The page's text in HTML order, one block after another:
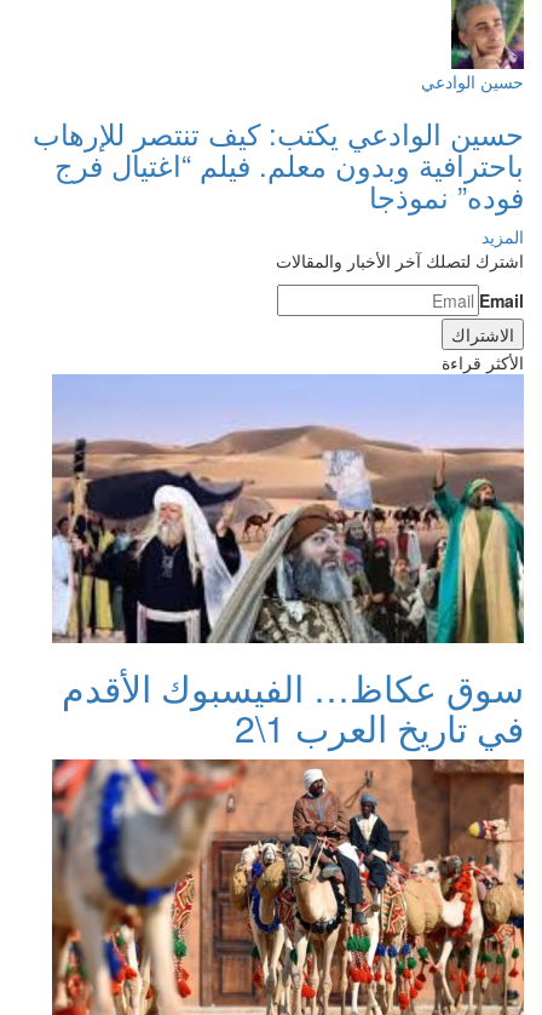
حسين الوادعي
حسين الوادعي يكتب: كيف تنتصر للإرهاب
باحترافية وبدون معلم. فيلم “اغتيال فرج
فوده” نموذجا
المزيد
اشترك لتصلك آخر الأخبار والمقالات
Email
الأكثر قراءة
سوق عكاظ… الفيسبوك الأقدم
في تاريخ العرب 1\2